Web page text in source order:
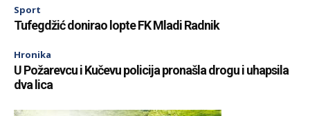
Sport
Tufegdžić donirao lopte FK Mladi Radnik
Hronika
U Požarevcu i Kučevu policija pronašla drogu i uhapsila
dva lica